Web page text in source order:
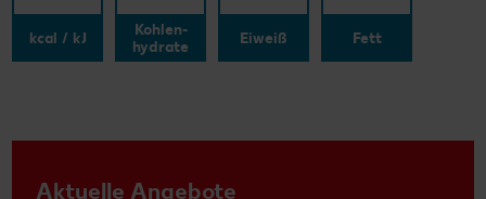
kcal / kJ
Kohlen-
hydrate
Eiweiß Fett
Aktuelle Angebote